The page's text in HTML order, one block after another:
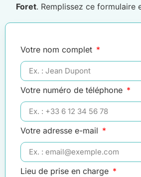
Foret. Remplissez ce formulaire
Votre nom complet
Votre numéro de téléphone
Votre adresse e-mail
Lieu de prise en charge